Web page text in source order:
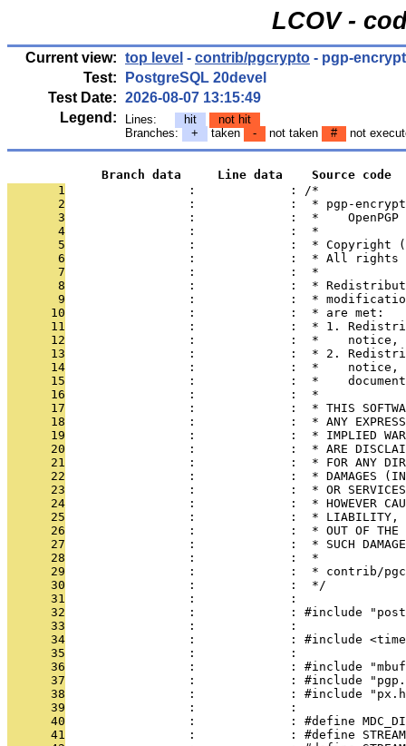
LCOV -
Current view: top level - contrib/pgcrypto - pgp-
Test:
PostgreSQL 20devel
Test Date: 2026-08-07 13:15:49
Legend:
Lines: hit
not hit
Branches:
+ taken - not taken # not
             Branch data     Line data    Source code
       1
                 :             : /*
       2
:             :  * pgp-
       3
:             :  *    OpenPGP
       4
                 :             :  *
       5
:             :  * Copyright
       6
:             :  * All rights
       7
                 :             :  *
       8
:             :  *
       9
:             :  *
      10
                 :             :  * are met:
      11
:             :  * 1.
      12
:             :  *
      13
:             :  * 2.
      14
:             :  *
      15
:             :  *
      16
                 :             :  *
      17
:             :  * THIS
      18
:             :  * ANY
      19
:             :  * IMPLIED
      20
:             :  * ARE
      21
:             :  * FOR ANY
      22
:             :  * DAMAGES
      23
:             :  * OR
      24
:             :  * HOWEVER
      25
:             :  *
      26
:             :  * OUT OF
      27
:             :  * SUCH
      28
                 :             :  *
      29
:             :  * contrib/
      30
                 :             :  */
      31
                 :             :
      32
:             : #include
      33
                 :             :
      34
:             : #include
      35
                 :             :
      36
:             : #include
      37
:             : #include
      38
:             : #include
      39
                 :             :
      40
:             : #define
      41
:             : #define